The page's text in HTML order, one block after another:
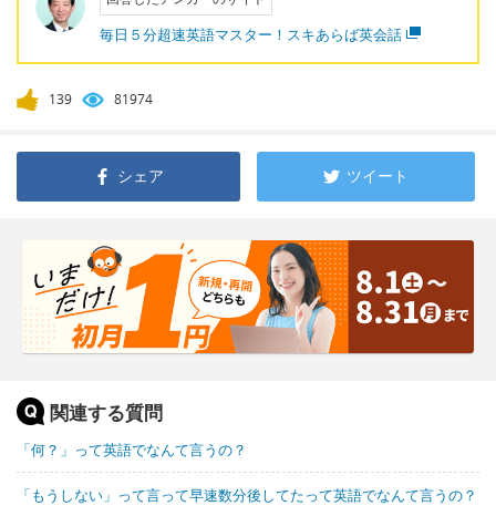
毎日５分超速英語マスター！スキあらば英会話
139 81974
シェア ツイート
関連する質問
「何？」って英語でなんて言うの？
「もうしない」って言って早速数分後してたって英語でなんて言うの？